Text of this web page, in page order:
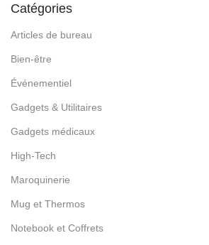
Catégories
Articles de bureau
Bien-être
Événementiel
Gadgets & Utilitaires
Gadgets médicaux
High-Tech
Maroquinerie
Mug et Thermos
Notebook et Coffrets